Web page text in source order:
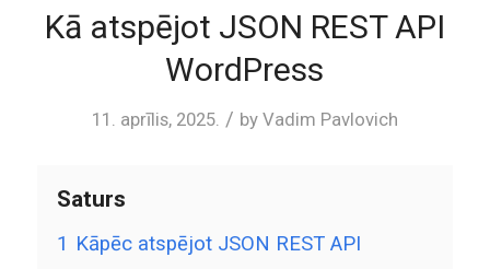
Kā atspējot JSON REST API
WordPress
11. aprīlis, 2025. / by Vadim Pavlovich
Saturs
1 Kāpēc atspējot JSON REST API